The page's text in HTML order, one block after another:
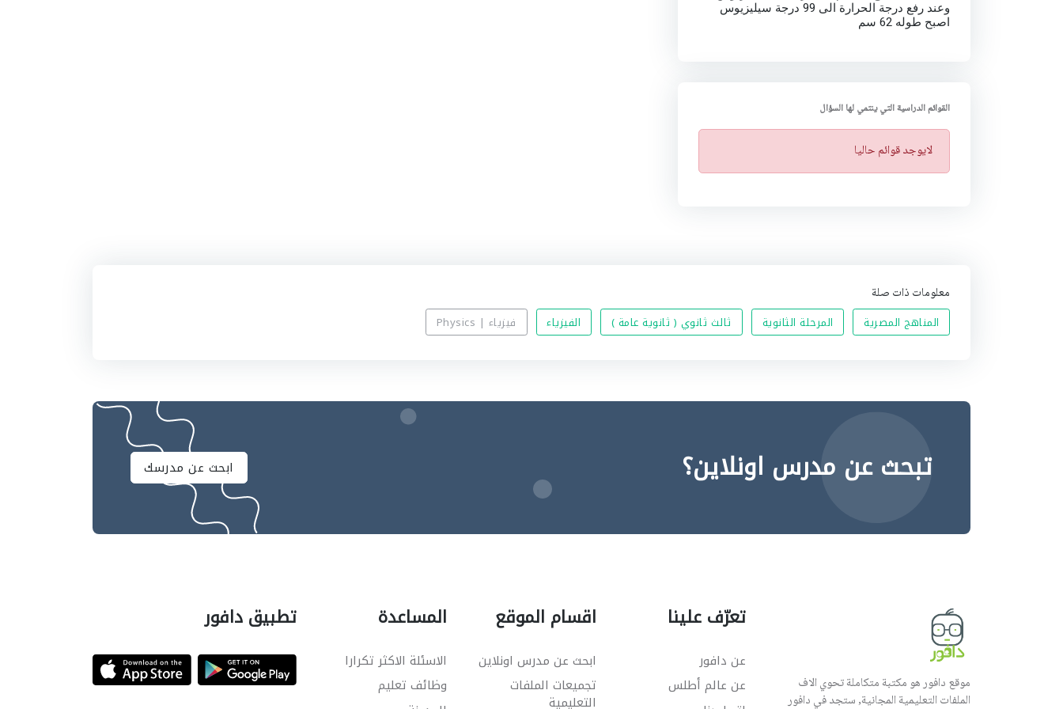
وعند رفع درجة الحرارة الى 99 درجة سيليزيوس
اصبح طوله 62 سم
القوائم الدراسية التي ينتمي لها السؤال
ت
ن
لايوجد قوائم حاليا
معلومات ذات صلة
المناهج المصرية المرحلة الثانوية ثالث ثانوي ( ثانوية عامة ) الفيزياء فيزياء | Physics
تبحث عن مدرس اونلاين؟ ابحث عن مدرسك
موقع دافور هو مكتبة متكاملة تحوي الاف
الملفات التعليمية المجانية, ستجد في دافور
تعرّف علينا
عن دافور
عن عالم أطلس
اقسام الموقع
ابحث عن مدرس اونلاين
تجميعات الملفات
التعليمية
المساعدة
الاسئلة الاكثر تكرارا
وظائف تعليم
تطبيق دافور